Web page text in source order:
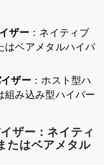
ザー ：ネイティブ
はベアメタルハイパ
ザー ：ホスト型ハ
組み込み型ハイパー
ザー：ネイティ
たはベアメタル